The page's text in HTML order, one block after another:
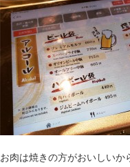
お肉は焼きの方がおいしいか